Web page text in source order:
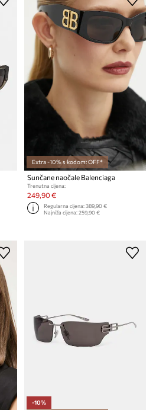
Extra -10% s kodom: OFF*
Sunčane naočale Balenciaga
Trenutna cijena:
249,90 €
Regularna cijena:389,90 €
Najniža cijena:259,90 €
-10%